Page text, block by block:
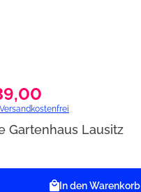
Versandkostenfrei
Gartenhaus Lausitz
In den Warenkorb